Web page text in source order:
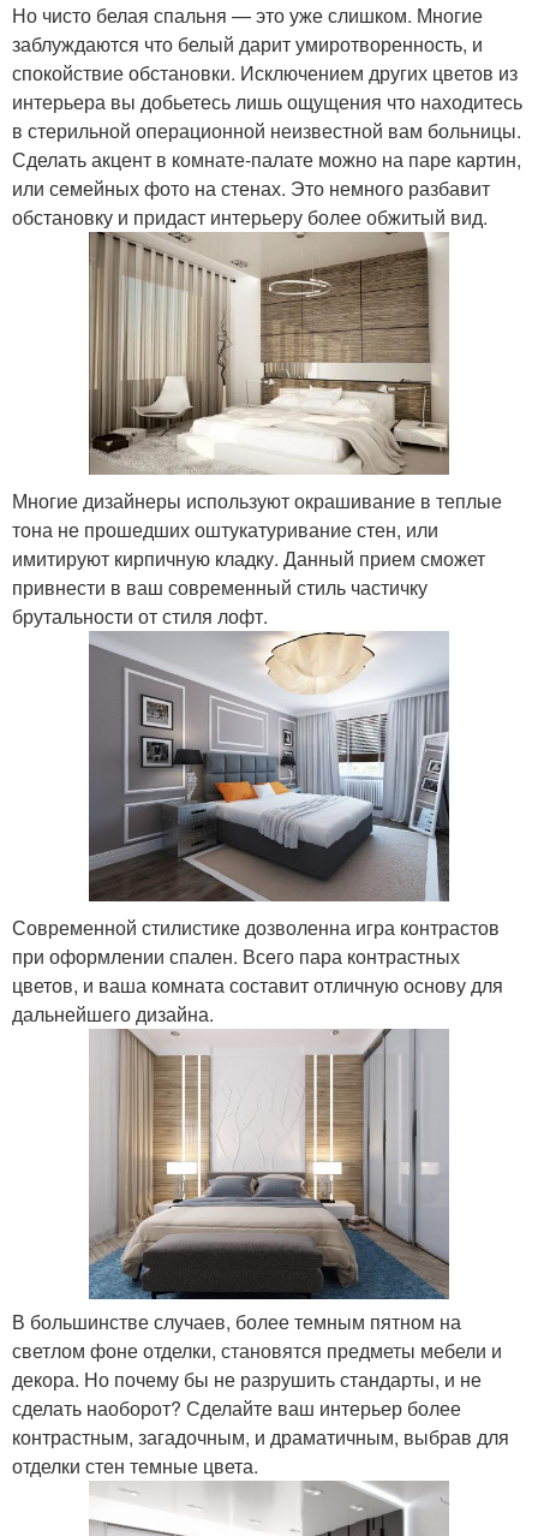
Но чисто белая спальня — это уже слишком. Многие
заблуждаются что белый дарит умиротворенность, и
спокойствие обстановки. Исключением других цветов из
интерьера вы добьетесь лишь ощущения что находитесь
в стерильной операционной неизвестной вам больницы.
Сделать акцент в комнате-палате можно на паре картин,
или семейных фото на стенах. Это немного разбавит
обстановку и придаст интерьеру более обжитый вид.
Многие дизайнеры используют окрашивание в теплые
тона не прошедших оштукатуривание стен, или
имитируют кирпичную кладку. Данный прием сможет
привнести в ваш современный стиль частичку
брутальности от стиля лофт.
Современной стилистике дозволенна игра контрастов
при оформлении спален. Всего пара контрастных
цветов, и ваша комната составит отличную основу для
дальнейшего дизайна.
В большинстве случаев, более темным пятном на
светлом фоне отделки, становятся предметы мебели и
декора. Но почему бы не разрушить стандарты, и не
сделать наоборот? Сделайте ваш интерьер более
контрастным, загадочным, и драматичным, выбрав для
отделки стен темные цвета.